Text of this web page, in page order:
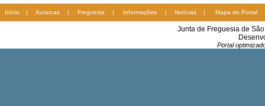
Início | Autarcas | Freguesia | Informações | Notícias | Mapa do Portal
Junta de Freguesia de
Portal